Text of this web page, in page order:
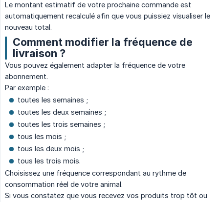
Le montant estimatif de votre prochaine commande est
automatiquement recalculé afin que vous puissiez visualiser le
nouveau total.
Comment modifier la fréquence de
livraison ?
Vous pouvez également adapter la fréquence de votre
abonnement.
Par exemple :
toutes les semaines ;
toutes les deux semaines ;
toutes les trois semaines ;
tous les mois ;
tous les deux mois ;
tous les trois mois.
Choisissez une fréquence correspondant au rythme de
consommation réel de votre animal.
Si vous constatez que vous recevez vos produits trop tôt ou